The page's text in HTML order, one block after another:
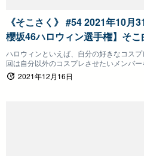
《そこさく》 #54 2021年10月
櫻坂46ハロウィン選手権】そ
ハロウィンといえば、自分の好きなコス
回は自分以外のコスプレさせたいメンバ
う企画！
2021年12月16日